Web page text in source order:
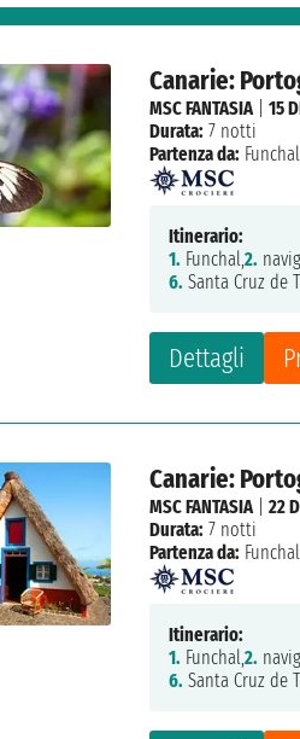
Canarie:
Dettagli
MSC FANTASIA|15
Durata: 7 notti
Partenza da: Funchal
Itinerario:
1. Funchal,2.
6. Santa Cruz de
Canarie:
MSC FANTASIA|22
Durata: 7 notti
Partenza da: Funchal
Itinerario:
1. Funchal,2.
6. Santa Cruz de